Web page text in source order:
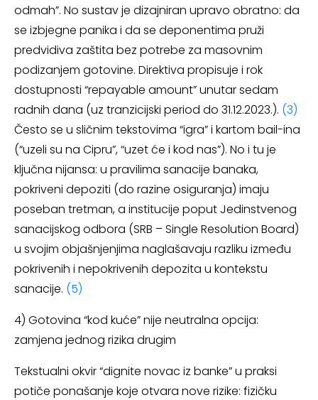
odmah”. No sustav je dizajniran upravo obratno: da
se izbjegne panika i da se deponentima pruži
predvidiva zaštita bez potrebe za masovnim
podizanjem gotovine. Direktiva propisuje i rok
dostupnosti “repayable amount” unutar sedam
radnih dana (uz tranzicijski period do 31.12.2023.). (3)
Često se u sličnim tekstovima “igra” i kartom bail-ina
(“uzeli su na Cipru”, “uzet će i kod nas”). No i tu je
ključna nijansa: u pravilima sanacije banaka,
pokriveni depoziti (do razine osiguranja) imaju
poseban tretman, a institucije poput Jedinstvenog
sanacijskog odbora (SRB – Single Resolution Board)
u svojim objašnjenjima naglašavaju razliku između
pokrivenih i nepokrivenih depozita u kontekstu
sanacije. (5)
4) Gotovina “kod kuće” nije neutralna opcija:
zamjena jednog rizika drugim
Tekstualni okvir “dignite novac iz banke” u praksi
potiče ponašanje koje otvara nove rizike: fizičku